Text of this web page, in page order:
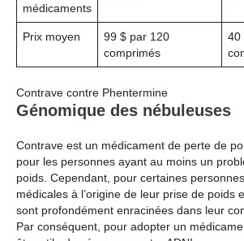
médicaments
Prix moyen
99 $ par 120
comprimés
40
Contrave contre Phentermine
Génomique des nébuleuses
Contrave est un médicament de perte de
pour les personnes ayant au moins un
poids. Cependant, pour certaines
médicales à l’origine de leur prise de poids
sont profondément enracinées dans leur
Par conséquent, pour adopter un